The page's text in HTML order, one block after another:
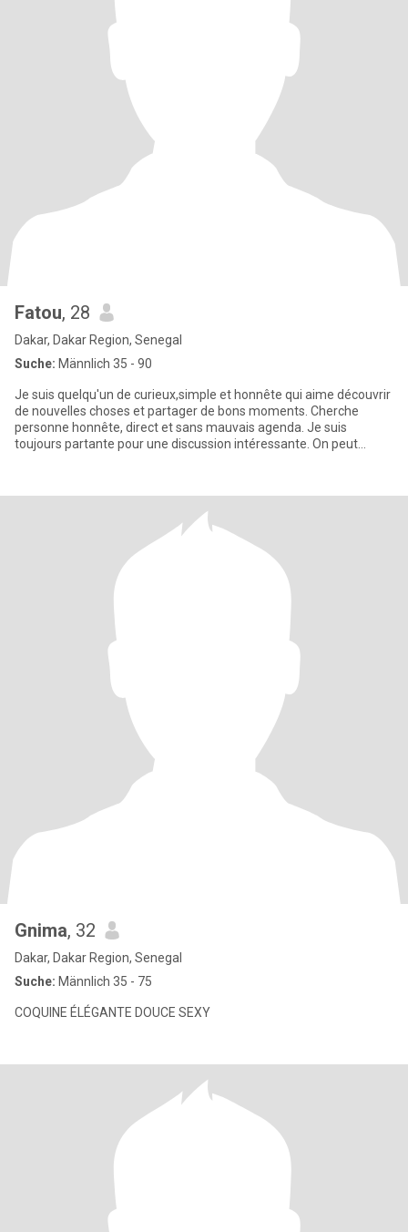
Fatou, 28
Dakar, Dakar Region, Senegal
Suche: Männlich 35 - 90
Je suis quelqu'un de curieux,simple et honnête qui aime découvrir
de nouvelles choses et partager de bons moments. Cherche
personne honnête, direct et sans mauvais agenda. Je suis
toujours partante pour une discussion intéressante. On peut
Gnima, 32
Dakar, Dakar Region, Senegal
Suche: Männlich 35 - 75
COQUINE ÉLÉGANTE DOUCE SEXY